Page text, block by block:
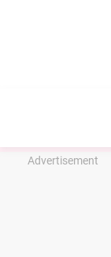
Advertisement